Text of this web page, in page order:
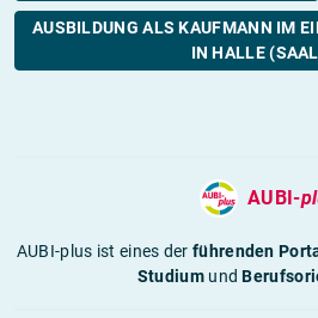
AUSBILDUNG ALS KAUFMANN IM
IN HALLE
AUBI-
AUBI-plus ist eines derführenden
Studiumund